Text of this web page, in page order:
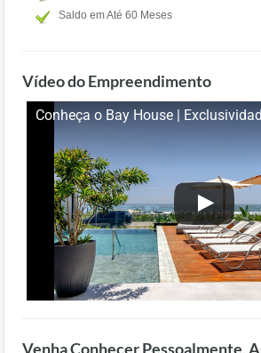
Saldo em Até 60 Meses
Vídeo do Empreendimento
Conheça o Bay House |
Venha Conhecer Pessoalmente,